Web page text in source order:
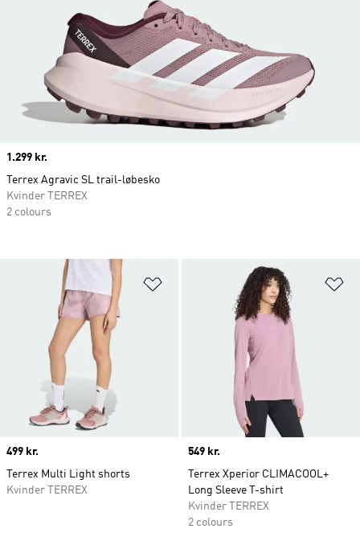
Føj til ønskeliste
Price
499 kr.
Terrex Multi Light shorts
Kvinder TERREX
Price
549 kr.
Terrex Xperior CLIMACOOL+
Long Sleeve T-shirt
Kvinder TERREX
2 colours
Price
1.299 kr.
Terrex Agravic SL trail-løbesko
Kvinder TERREX
2 colours